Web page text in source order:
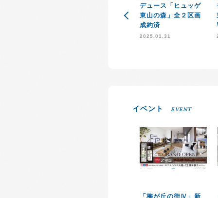
デュース「ヒュッゲ
東山の森」全２区画
成約済
2025.01.31
イベント EVENT
「梅が丘の街Ⅳ」新